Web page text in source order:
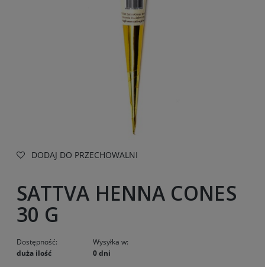
DODAJ DO PRZECHOWALNI
SATTVA HENNA CONES
30 G
Dostępność:
duża ilość
Wysyłka w:
0 dni